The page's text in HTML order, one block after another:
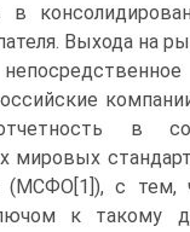
в
Выхода на
в
мировых
с тем,
к такому